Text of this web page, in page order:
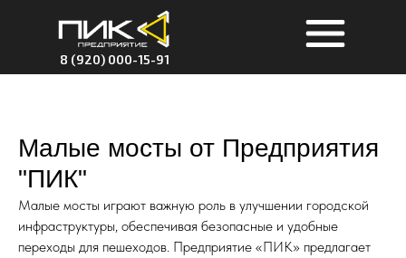
8 (920) 000-15-91
Малые мосты от Предприятия
"ПИК"
Малые мосты играют важную роль в улучшении городской
инфраструктуры, обеспечивая безопасные и удобные
переходы для пешеходов. Предприятие «ПИК» предлагает